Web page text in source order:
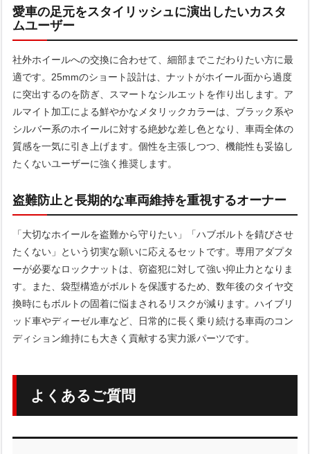
愛車の足元をスタイリッシュに演出したいカスタ
ムユーザー
社外ホイールへの交換に合わせて、細部までこだわりたい方に最
適です。25mmのショート設計は、ナットがホイール面から過度
に突出するのを防ぎ、スマートなシルエットを作り出します。ア
ルマイト加工による鮮やかなメタリックカラーは、ブラック系や
シルバー系のホイールに対する絶妙な差し色となり、車両全体の
質感を一気に引き上げます。個性を主張しつつ、機能性も妥協し
たくないユーザーに強く推奨します。
盗難防止と長期的な車両維持を重視するオーナー
「大切なホイールを盗難から守りたい」「ハブボルトを錆びさせ
たくない」という切実な願いに応えるセットです。専用アダプタ
ーが必要なロックナットは、窃盗犯に対して強い抑止力となりま
す。また、袋型構造がボルトを保護するため、数年後のタイヤ交
換時にもボルトの固着に悩まされるリスクが減ります。ハイブリ
ッド車やディーゼル車など、日常的に長く乗り続ける車両のコン
ディション維持にも大きく貢献する実力派パーツです。
よくあるご質問